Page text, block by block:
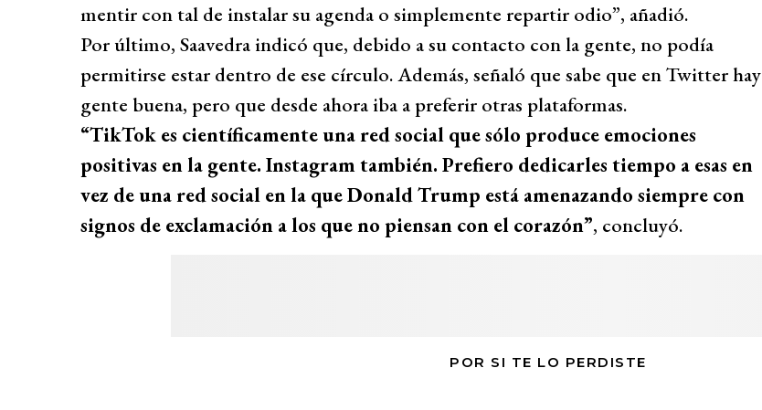
mentir con tal de instalar su agenda o simplemente repartir odio”, añadió.
Por último, Saavedra indicó que, debido a su contacto con la gente, no podía
permitirse estar dentro de ese círculo. Además, señaló que sabe que en Twitter hay
gente buena, pero que desde ahora iba a preferir otras plataformas.
“TikTok es científicamente una red social que sólo produce emociones
positivas en la gente. Instagram también. Prefiero dedicarles tiempo a esas en
vez de una red social en la que Donald Trump está amenazando siempre con
signos de exclamación a los que no piensan con el corazón”, concluyó.
POR SI TE LO PERDISTE